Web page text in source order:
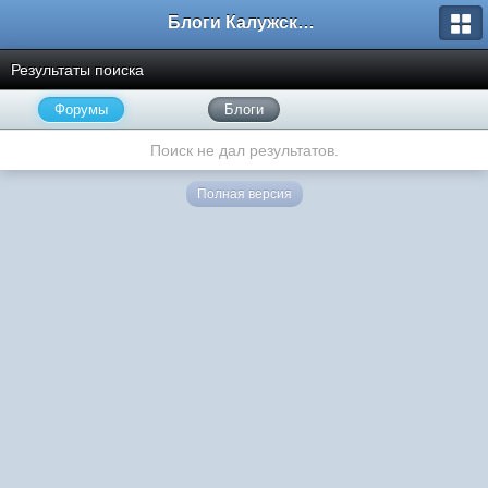
Блоги Калужского перекрестка
Результаты поиска
Форумы Блоги
Поиск не дал результатов.
Полная версия